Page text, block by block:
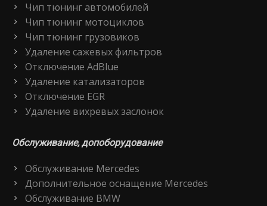
Чип тюнинг автомобилей
Чип тюнинг мотоциклов
Чип тюнинг грузовиков
Удаление сажевых фильтров
Отключение AdBlue
Удаление катализаторов
Отключение EGR
Удаление вихревых заслонок
Обслуживание, допоборудование
Обслуживание Mercedes
Дополнительное оснащение Mercedes
Обслуживание BMW